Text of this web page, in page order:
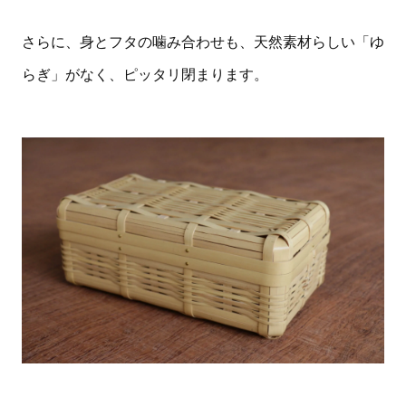
さらに、身とフタの噛み合わせも、天然素材らしい「ゆ
らぎ」がなく、ピッタリ閉まります。